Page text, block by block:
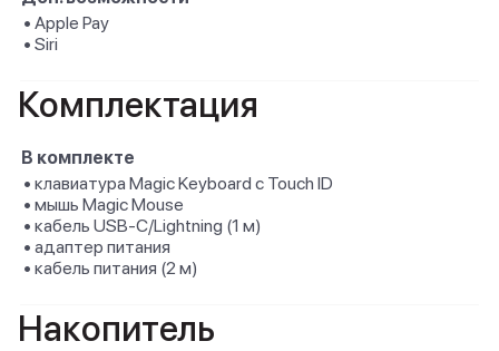
• Apple Pay
• Siri
Комплектация
В комплекте
• клавиатура Magic Keyboard с Touch ID
• мышь Magic Mouse
• кабель USB-C/Lightning (1 м)
• адаптер питания
• кабель питания (2 м)
Накопитель